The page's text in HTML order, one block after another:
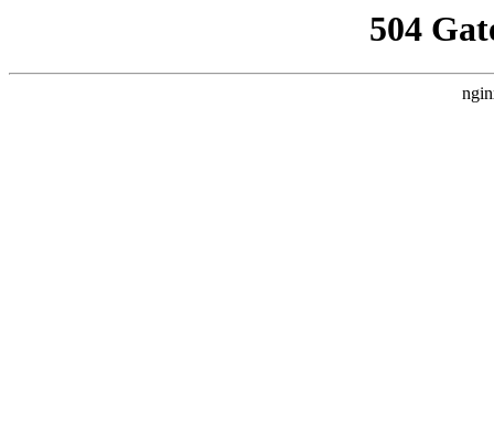
504